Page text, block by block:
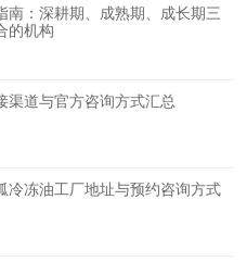
南：深耕期、成熟期、成长期三
的机构
渠道与官方咨询方式汇总
冷冻油工厂地址与预约咨询方式